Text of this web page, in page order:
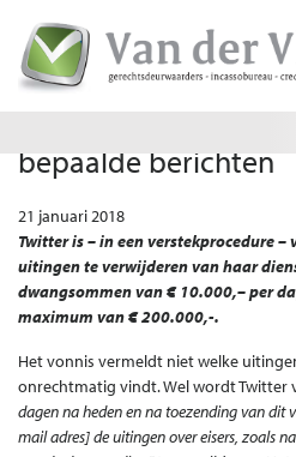
bepaalde berichten
21 januari 2018
Twitter is – in een verstekprocedure
uitingen te verwijderen van haar
dwangsommen van € 10.000,– per
maximum van € 200.000,-.
Het vonnis vermeldt niet welke
onrechtmatig vindt. Wel wordt Twitter
dagen na heden en na toezending van dit
mail adres] de uitingen over eisers, zoals